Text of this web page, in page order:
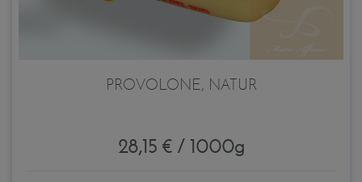
PROVOLONE, NATUR
28,15 € / 1000g